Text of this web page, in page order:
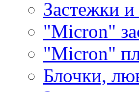
Застежки
"Micron"
"Micron"
Блочки,